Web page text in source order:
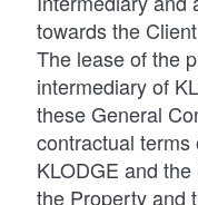
towards the
The lease of the
intermediary of
these General
contractual
KLODGE and
the Property and